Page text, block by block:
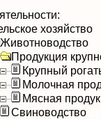
хозяйство
Животноводство
Продукция
Крупный
Молочная
Мясная
Свиноводство